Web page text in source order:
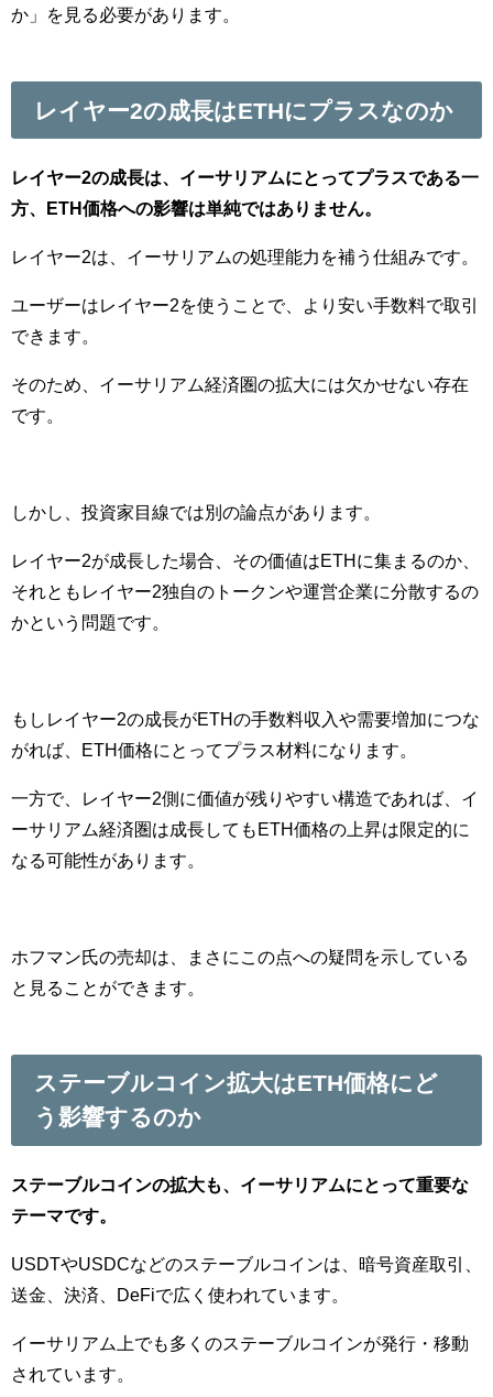
か」を見る必要があります。
レイヤー2の成長はETHにプラスなのか
レイヤー2の成長は、イーサリアムにとってプラスである一
方、ETH価格への影響は単純ではありません。
レイヤー2は、イーサリアムの処理能力を補う仕組みです。
ユーザーはレイヤー2を使うことで、より安い手数料で取引
できます。
そのため、イーサリアム経済圏の拡大には欠かせない存在
です。
しかし、投資家目線では別の論点があります。
レイヤー2が成長した場合、その価値はETHに集まるのか、
それともレイヤー2独自のトークンや運営企業に分散するの
かという問題です。
もしレイヤー2の成長がETHの手数料収入や需要増加につな
がれば、ETH価格にとってプラス材料になります。
一方で、レイヤー2側に価値が残りやすい構造であれば、イ
ーサリアム経済圏は成長してもETH価格の上昇は限定的に
なる可能性があります。
ホフマン氏の売却は、まさにこの点への疑問を示している
と見ることができます。
ステーブルコイン拡大はETH価格にど
う影響するのか
ステーブルコインの拡大も、イーサリアムにとって重要な
テーマです。
USDTやUSDCなどのステーブルコインは、暗号資産取引、
送金、決済、DeFiで広く使われています。
イーサリアム上でも多くのステーブルコインが発行・移動
されています。